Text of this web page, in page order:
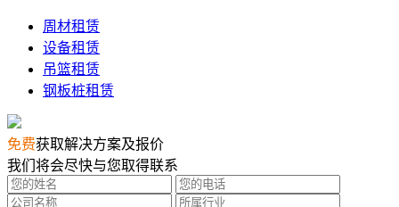
周材租赁
设备租赁
吊篮租赁
钢板桩租赁
免费获取解决方案及报价
我们将会尽快与您取得联系